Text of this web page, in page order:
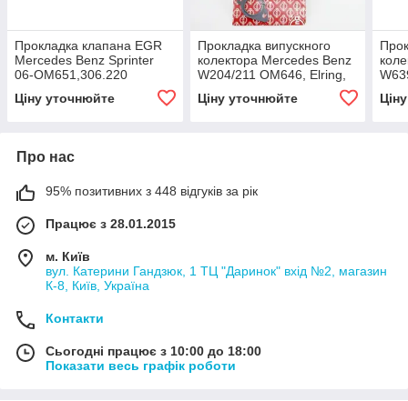
Прокладка клапана EGR
Mercedes Benz Sprinter
06-OM651,306.220
Ціну уточнюйте
Прокладка випускного
колектора Mercedes Benz
W204/211 OM646, Elring,
Ціну уточнюйте
Про нас
95% позитивних з 448 відгуків за рік
Працює з 28.01.2015
м. Київ
вул. Катерини Гандзюк, 1 ТЦ "Даринок" вхід №2, магазин
К-8, Київ, Україна
Контакти
Сьогодні працює з 10:00 до 18:00
Показати весь графік роботи